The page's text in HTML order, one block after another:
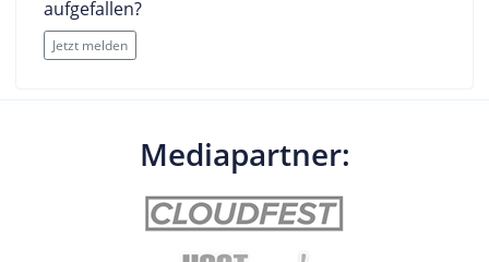
aufgefallen?
Jetzt melden
Mediapartner: